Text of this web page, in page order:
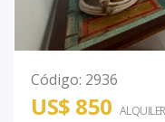
Código: 2936
US$ 850 ALQUILER